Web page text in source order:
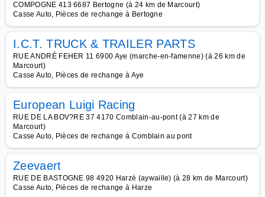
COMPOGNE 413 6687 Bertogne (à 24 km de Marcourt)
Casse Auto, Pièces de rechange à Bertogne
I.C.T. TRUCK & TRAILER PARTS
RUE ANDRÉ FEHER 11 6900 Aye (marche-en-famenne) (à 26 km de
Marcourt)
Casse Auto, Pièces de rechange à Aye
European Luigi Racing
RUE DE LA BOV?RE 37 4170 Comblain-au-pont (à 27 km de
Marcourt)
Casse Auto, Pièces de rechange à Comblain au pont
Zeevaert
RUE DE BASTOGNE 98 4920 Harzé (aywaille) (à 28 km de Marcourt)
Casse Auto, Pièces de rechange à Harze